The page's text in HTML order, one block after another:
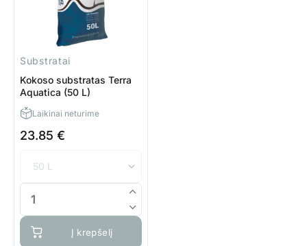
Substratai
Kokoso substratas Terra
Aquatica (50 L)
Laikinai neturime
23.85 €
Į krepšelį